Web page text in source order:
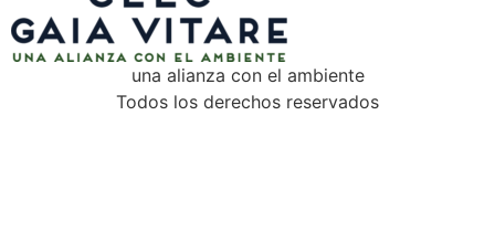
una alianza con el ambiente
Todos los derechos reservados